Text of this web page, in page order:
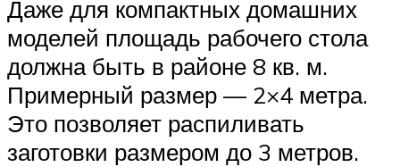
Даже для компактных домашних
моделей площадь рабочего стола
должна быть в районе 8 кв. м.
Примерный размер — 2×4 метра.
Это позволяет распиливать
заготовки размером до 3 метров.